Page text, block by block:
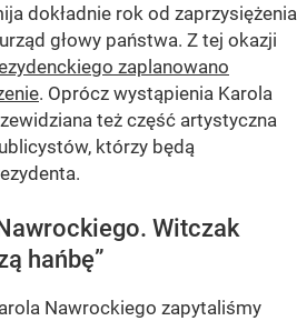
dokładnie rok od zaprzysiężenia
głowy państwa. Z tej okazji
zaplanowano
. Oprócz wystąpienia Karola
też część artystyczna
którzy będą
Witczak
hańbę”
Nawrockiego zapytaliśmy